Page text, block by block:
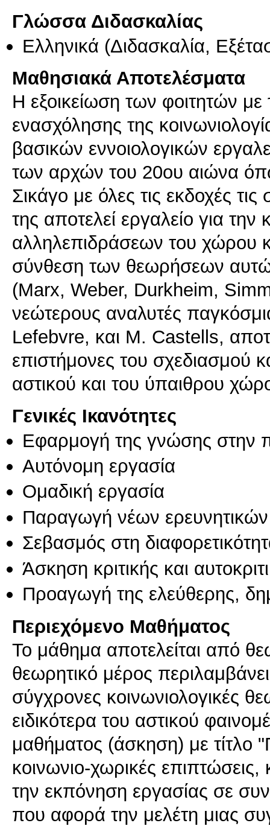
Γλώσσα Διδασκαλίας
Ελληνικά (Διδασκαλία,
Μαθησιακά Αποτελέσματα
H εξοικείωση των φοιτητών με
ενασχόλησης της
βασικών εννοιολογικών
των αρχών του 20ου αιώνα
Σικάγο με όλες τις εκδοχές
της αποτελεί εργαλείο για
αλληλεπιδράσεων του χώρου
σύνθεση των θεωρήσεων
(Marx, Weber, Durkheim,
νεώτερους αναλυτές
Lefebvre, και M. Castells,
επιστήμονες του σχεδιασμού
αστικού και του ύπαιθρου
Γενικές Ικανότητες
Εφαρμογή της γνώσης στην
Αυτόνομη εργασία
Ομαδική εργασία
Παραγωγή νέων
Σεβασμός στη
Άσκηση κριτικής και
Προαγωγή της ελεύθερης,
Περιεχόμενο Μαθήματος
Το μάθημα αποτελείται από
θεωρητικό μέρος
σύγχρονες κοινωνιολογικές
ειδικότερα του αστικού
μαθήματος (άσκηση) με
κοινωνιο-χωρικές επιπτώσεις,
την εκπόνηση εργασίας σε
που αφορά την μελέτη μιας